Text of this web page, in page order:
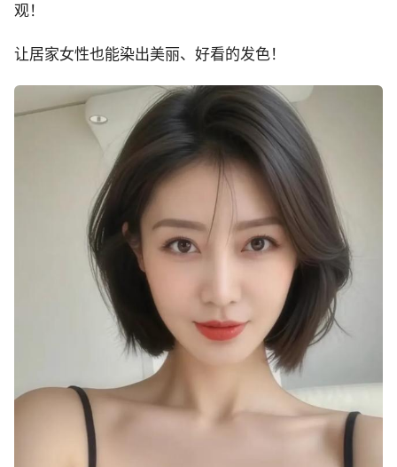
观！
让居家女性也能染出美丽、好看的发色！